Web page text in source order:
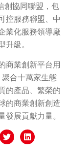
創協同聯盟，包
控服務聯盟、中
業化服務領導廠
升級。
商業創新平台用
合十萬家生態
的產品、繁榮的
的商業創新創造
展貢獻力量。